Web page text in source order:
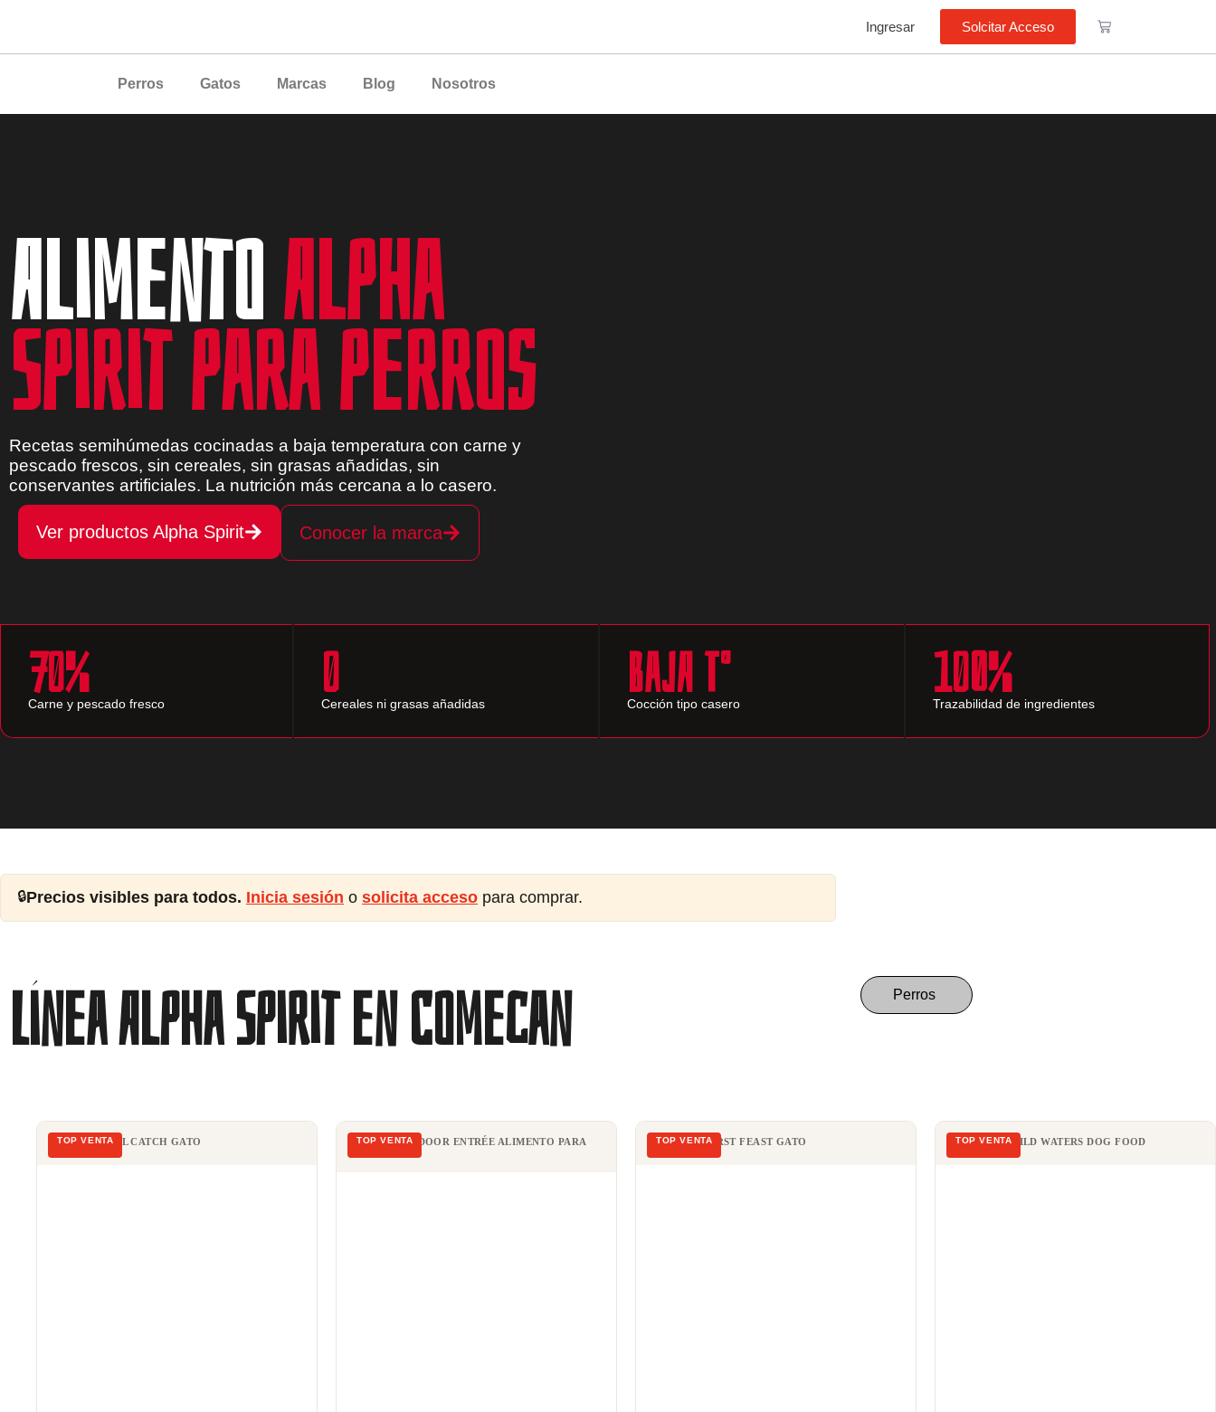
Ingresar Solcitar Acceso
Perros Gatos Marcas Blog Nosotros
AlimentoAlpha
Spirit para perros
Recetas semihúmedas cocinadas a baja temperatura con carne y
pescado frescos, sin cereales, sin grasas añadidas, sin
conservantes artificiales. La nutrición más cercana a lo casero.
Ver productos Alpha Spirit Conocer la marca
Carne y pescado fresco
70% Cereales ni grasas añadidas
0 Cocción tipo casero
Baja T° Trazabilidad de ingredientes
100%
🔒Precios visibles para todos. Inicia sesión o solicita acceso para comprar.
Línea Alpha Spirit en Comecan Perros